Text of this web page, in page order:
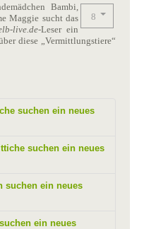
Bambi,
Maggie sucht das
live.de-Leser ein
diese „Vermittlungstiere“
suchen ein neues
suchen ein neues
suchen ein neues
ein neues